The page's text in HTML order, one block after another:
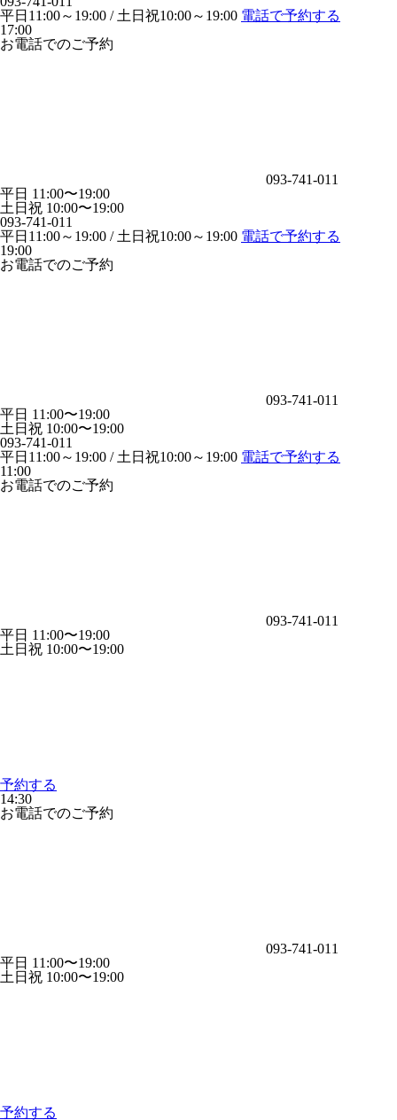
平日11:00～19:00 / 土日祝10:00～19:00 電話で予約する
17:00
お電話でのご予約
093-741-011
平日 11:00〜19:00
土日祝 10:00〜19:00
093-741-011
平日11:00～19:00 / 土日祝10:00～19:00 電話で予約する
19:00
お電話でのご予約
093-741-011
平日 11:00〜19:00
土日祝 10:00〜19:00
093-741-011
平日11:00～19:00 / 土日祝10:00～19:00 電話で予約する
11:00
お電話でのご予約
093-741-011
平日 11:00〜19:00
土日祝 10:00〜19:00
予約する
14:30
お電話でのご予約
093-741-011
平日 11:00〜19:00
土日祝 10:00〜19:00
予約する